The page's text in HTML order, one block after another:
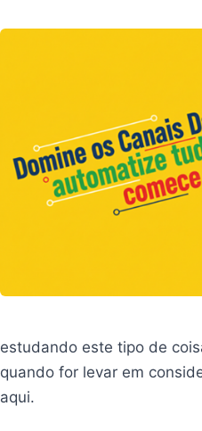
estudando este tipo de
quando for levar em
aqui.